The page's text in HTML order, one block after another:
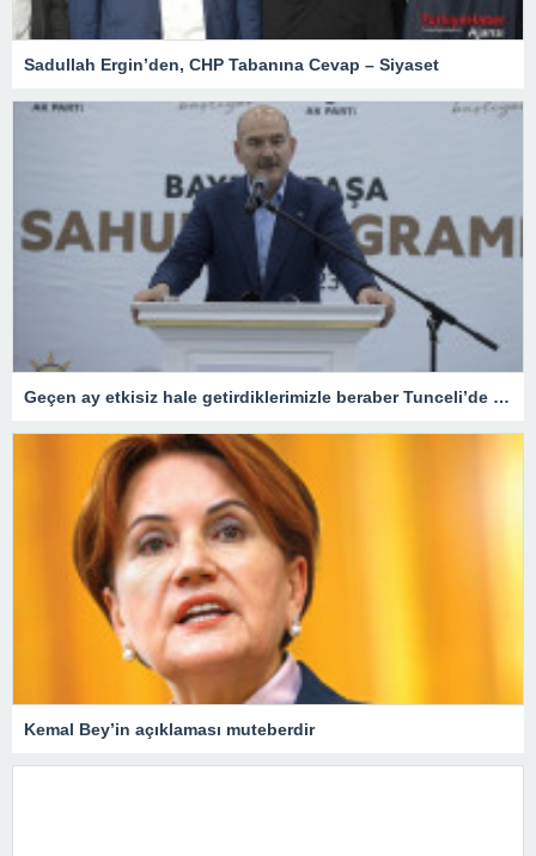
Sadullah Ergin’den, CHP Tabanına Cevap – Siyaset
Geçen ay etkisiz hale getirdiklerimizle beraber Tunceli’de terörist kalmadı
Kemal Bey’in açıklaması muteberdir